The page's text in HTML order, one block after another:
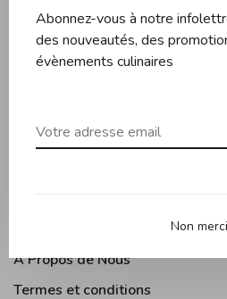
Couteaux et planches
Pâtisserie
Moments Gourmands
À Propos de Nous
Termes et conditions
Abonnez-vous à notre
des nouveautés, des
évènements culinaires
Non